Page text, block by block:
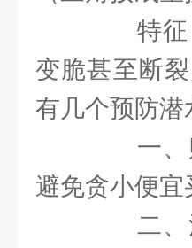
特征：
变脆甚至断
有几个预防
一、购
避免贪小便
二、注